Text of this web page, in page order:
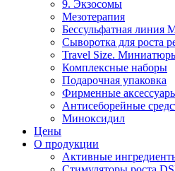
9. Экзосомы
Мезотерапия
Бессульфатная линия
Сыворотка для роста
Travel Size.
Комплексные наборы
Подарочная упаковка
Фирменные
Антисеборейные
Миноксидил
Цены
О продукции
Активные